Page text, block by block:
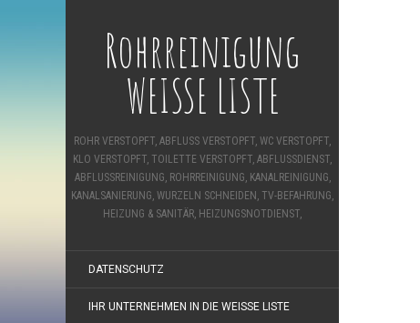
Rohrreinigung
WEISSE LISTE
ROHR VERSTOPFT, ABFLUSS VERSTOPFT, WC VERSTOPFT,
KLO VERSTOPFT, TOILETTE VERSTOPFT, ABFLUSSDIENST,
ABFLUSSREINIGUNG, ROHRREINIGUNG, KANALREINIGUNG,
KANALSANIERUNG, WURZELN SCHNEIDEN, TV-BEFAHRUNG,
HEIZUNG & SANITÄR, HEIZUNGSNOTDIENST,
DATENSCHUTZ
IHR UNTERNEHMEN IN DIE WEISSE LISTE E